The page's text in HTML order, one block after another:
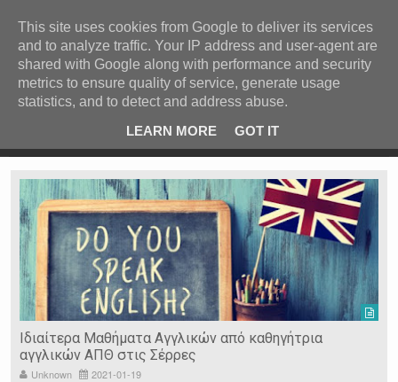
Ιερόσυλοι έκλεψαν τάματα από Ιερό Ναό στις Σέρρες
Ιδιαίτερα Μαθήματα Αγγλικών από καθηγήτρια
αγγλικών ΑΠΘ στις Σέρρες
Unknown 2021-01-19
ΚΕΝΤΡΙΚΗ ΑΝΑ ΚΑΤΗΓΟΡΙΑ
ΕΙΔΗΣΕΙΣ ΑΝΑ ΠΕΡΙΟΧΗ
ΠΡΟΣΦΑΤΑ ΝΕΑ
Ν. ΣΕΡΡΩΝ Η ΓΗ ΜΑΣ
ΤΥΧΑΙΕΣ ΑΝΑΡΤΗΣΕΙΣ/ΑΡΘΡΑ
Serres Racing Circuit
Panserraikos FC
Ikaroi B.C.
This site uses cookies from Google to deliver its services
and to analyze traffic. Your IP address and user-agent are
shared with Google along with performance and security
metrics to ensure quality of service, generate usage
statistics, and to detect and address abuse.
LEARN MORE
GOT IT